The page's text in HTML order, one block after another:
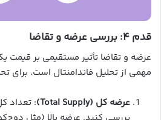
قدم ۴: بررسی عرضه و تقاضا
عرضه و تقاضا تأثیر مستقیمی بر قیمت
مهمی از تحلیل فاندامنتال است. برای
عرضه کل (Total Supply)
: تعداد